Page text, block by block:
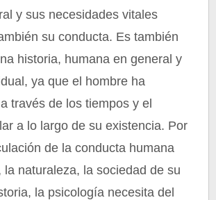
y sus necesidades vitales
su conducta. Es también
historia, humana en general y
ya que el hombre ha
través de los tiempos y el
a lo largo de su existencia. Por
de la conducta humana
la naturaleza, la sociedad de su
la psicología necesita del